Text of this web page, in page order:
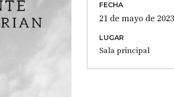
FECHA
21 de mayo de 2023
LUGAR
Sala principal